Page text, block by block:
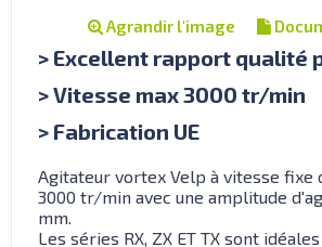
Agrandir l'image
> Excellent rapport qualité
> Vitesse max 3000 tr/min
> Fabrication UE
Agitateur vortex Velp à vitesse fixe
3000 tr/min avec une amplitude
mm.
Les séries RX, ZX ET TX sont